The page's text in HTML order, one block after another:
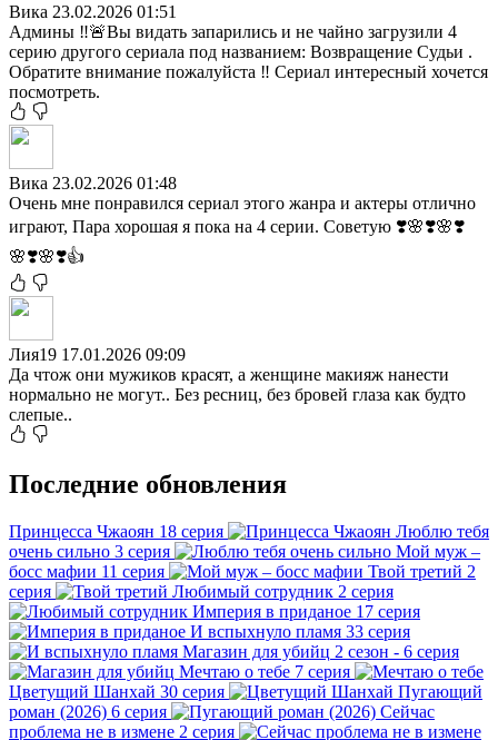
Вика 23.02.2026 01:51
Админы ‼️🚨Вы видать запарились и не чайно загрузили 4
серию другого сериала под названием: Возвращение Судьи .
Обратите внимание пожалуйста ‼️ Сериал интересный хочется
посмотреть.
Вика 23.02.2026 01:48
Очень мне понравился сериал этого жанра и актеры отлично
играют, Пара хорошая я пока на 4 серии. Советую ❣️🌸❣️🌸❣️
🌸❣️🌸❣️👍
Лия19 17.01.2026 09:09
Да чтож они мужиков красят, а женщине макияж нанести
нормально не могут.. Без ресниц, без бровей глаза как будто
слепые..
Последние обновления
Принцесса Чжаоян 18 серия
Люблю тебя
очень сильно 3 серия
Мой муж –
босс мафии 11 серия Твой третий 2
серия
Любимый сотрудник 2 серия
Империя в приданое 17 серия
И вспыхнуло пламя 33 серия
Магазин для убийц 2 сезон - 6 серия
Мечтаю о тебе 7 серия
Цветущий Шанхай 30 серия
Пугающий
роман (2026) 6 серия
Сейчас
проблема не в измене 2 серия